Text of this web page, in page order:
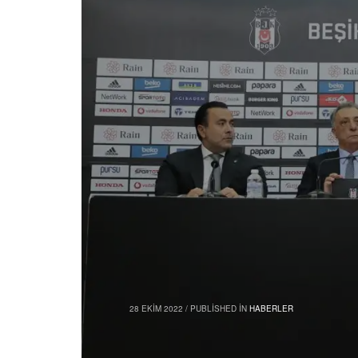
28 EKIM 2022 / PUBLISHED IN HABERLER